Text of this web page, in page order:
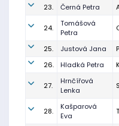
23. Černá Petra
24.
Tomášová
Petra
25. Justová Jana
26.
Hladká Petra
27.
Hrnčířová
Lenka
28.
Kašparová
Eva